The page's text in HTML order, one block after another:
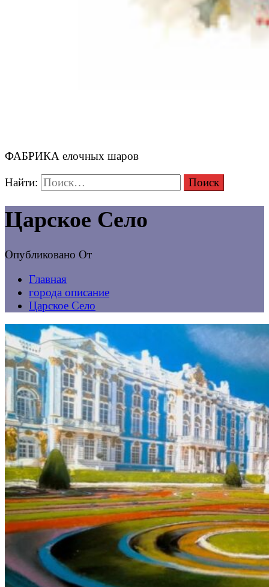
ФАБРИКА елочных шаров
Найти:
Царское Село
Опубликовано От
Главная
города описание
Царское Село